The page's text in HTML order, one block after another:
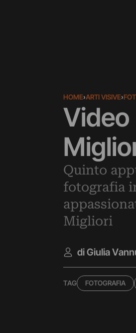
HOME›ARTI VISIVE›
Video
Quinto
fotografia
Migliori
di Giulia
TAG FOTOGRAFIA